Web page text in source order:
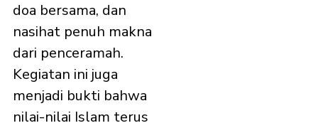
doa bersama, dan
nasihat penuh makna
dari penceramah.
Kegiatan ini juga
menjadi bukti bahwa
nilai-nilai Islam terus